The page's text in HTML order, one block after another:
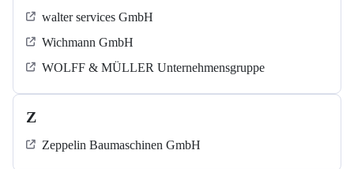
walter services GmbH
Wichmann GmbH
WOLFF & MÜLLER Unternehmensgruppe
Z
Zeppelin Baumaschinen GmbH